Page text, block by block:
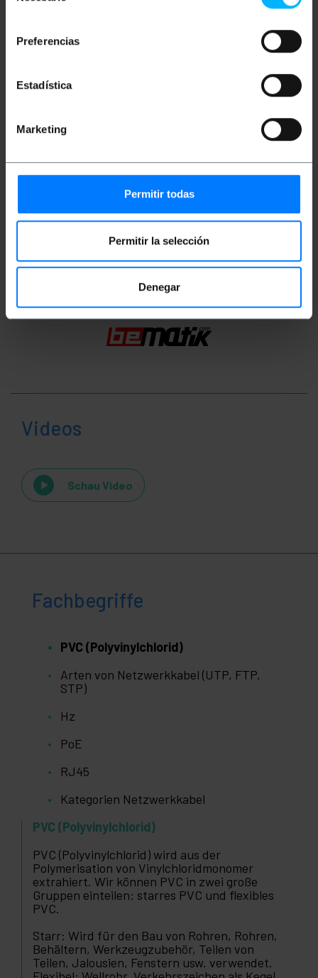
Preferencias
Estadística
Marketing
Permitir todas
Permitir la selección
Denegar
Produktgröße (Breite x Tiefe x Höhe): 9.5 x 9.5
x 1.0 cm
Dokumentation
Produktdatei 1
Videos
Schau Video
Fachbegriffe
PVC (Polyvinylchlorid)
Arten von Netzwerkkabel (UTP, FTP,
STP)
Hz
PoE
RJ45
Kategorien Netzwerkkabel
PVC (Polyvinylchlorid)
PVC (Polyvinylchlorid) wird aus der
Polymerisation von Vinylchloridmonomer
extrahiert. Wir können PVC in zwei große
Gruppen einteilen: starres PVC und flexibles
PVC.
Starr: Wird für den Bau von Rohren, Rohren,
Behältern, Werkzeugzubehör, Teilen von
Teilen, Jalousien, Fenstern usw. verwendet.